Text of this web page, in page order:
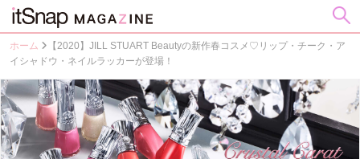
ホーム
【2020】JILL STUART Beautyの新作春コスメ♡リップ・チーク・ア
イシャドウ・ネイルラッカーが登場！